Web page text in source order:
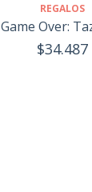
REGALOS
Over:
$34.487